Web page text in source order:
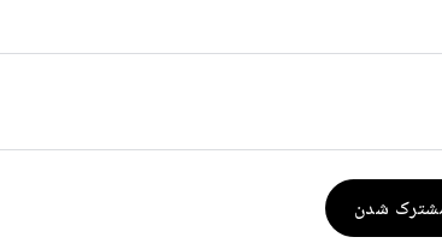
شدن